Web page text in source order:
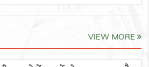
VIEW MORE